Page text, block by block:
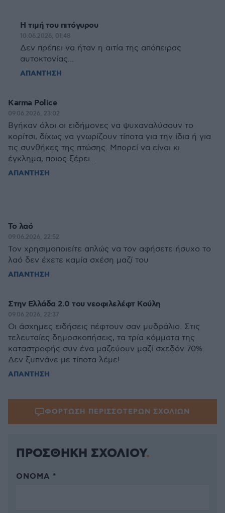
Η τιμή του πιτόγυρου
10.06.2026, 01:48
Δεν πρέπει να ήταν η αιτία της απόπειρας
αυτοκτονίας...
ΑΠΑΝΤΗΣΗ
Karma Police
09.06.2026, 23:02
Βγήκαν όλοι οι ειδήμονες να ψυχαναλύσουν το
κορίτσι, δίχως να γνωρίζουν τίποτα για την ίδια ή για
τις συνθήκες της πτώσης. Μπορεί να είναι κι
έγκλημα, ποιος ξέρει...
ΑΠΑΝΤΗΣΗ
Το λαό
09.06.2026, 22:52
Τον χρησιμοποιείτε απλώς να τον αφήσετε ήσυχο το
λαό δεν έχετε καμία σχέση μαζί του
ΑΠΑΝΤΗΣΗ
Στην Ελλάδα 2.0 του νεοφιλελέφτ Κούλη
09.06.2026, 22:37
Οι άσχημες ειδήσεις πέφτουν σαν μυδράλιο. Στις
τελευταίες δημοσκοπήσεις, τα τρία κόμματα της
καταστροφής συν ένα μαζεύουν μαζί σχεδόν 70%.
Δεν ξυπνάνε με τίποτα λέμε!
ΑΠΑΝΤΗΣΗ
ΦΟΡΤΩΣΗ ΠΕΡΙΣΣΟΤΕΡΩΝ ΣΧΟΛΙΩΝ
ΠΡΟΣΘΗΚΗ ΣΧΟΛΙΟΥ
ΌΝΟΜΑ *